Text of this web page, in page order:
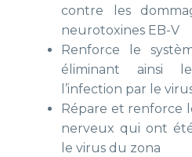
contre les
neurotoxines EB-V
Renforce le
éliminant ainsi
l’infection par le
Répare et renforce
nerveux qui ont
le virus du zona